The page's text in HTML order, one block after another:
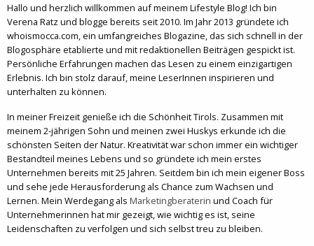
Hallo und herzlich willkommen auf meinem Lifestyle Blog! Ich bin
Verena Ratz und blogge bereits seit 2010. Im Jahr 2013 gründete ich
whoismocca.com, ein umfangreiches Blogazine, das sich schnell in der
Blogosphäre etablierte und mit redaktionellen Beiträgen gespickt ist.
Persönliche Erfahrungen machen das Lesen zu einem einzigartigen
Erlebnis. Ich bin stolz darauf, meine LeserInnen inspirieren und
unterhalten zu können.
In meiner Freizeit genieße ich die Schönheit Tirols. Zusammen mit
meinem 2-jährigen Sohn und meinen zwei Huskys erkunde ich die
schönsten Seiten der Natur. Kreativität war schon immer ein wichtiger
Bestandteil meines Lebens und so gründete ich mein erstes
Unternehmen bereits mit 25 Jahren. Seitdem bin ich mein eigener Boss
und sehe jede Herausforderung als Chance zum Wachsen und
Lernen. Mein Werdegang als Marketingberaterin und Coach für
Unternehmerinnen hat mir gezeigt, wie wichtig es ist, seine
Leidenschaften zu verfolgen und sich selbst treu zu bleiben.